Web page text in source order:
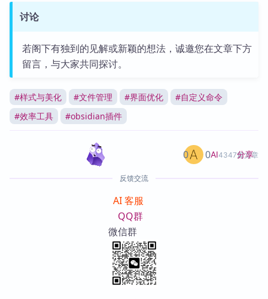
讨论
若阁下有独到的见解或新颖的想法，诚邀您在文章下方
留言，与大家共同探讨。
#样式与美化 #文件管理 #界面优化 #自定义命令
#效率工具 #obsidian插件
AI4347篇文章
0 0 分享
反馈交流
AI 客服
QQ群
微信群